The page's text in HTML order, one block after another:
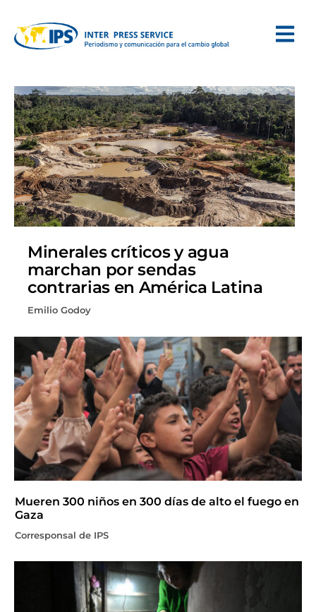
Minerales críticos y agua
marchan por sendas
contrarias en América Latina
Emilio Godoy
Mueren 300 niños en 300 días de alto el fuego en
Gaza
Corresponsal de IPS